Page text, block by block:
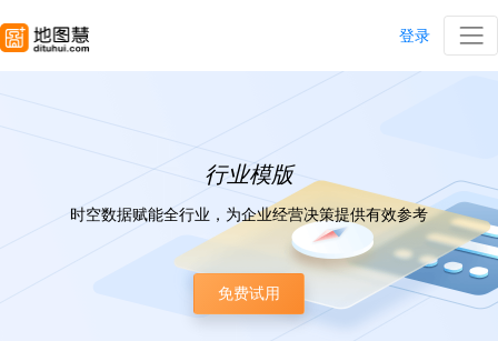
登录
行业模版
时空数据赋能全行业，为企业经营决策提供有效参考
免费试用